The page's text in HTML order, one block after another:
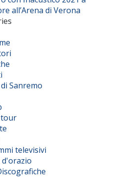
all’Arena di Verona
Sanremo
televisivi